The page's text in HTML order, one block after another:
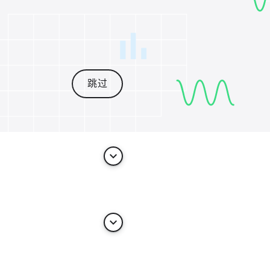
跳过
keyboard_arrow_down
keyboard_arrow_down